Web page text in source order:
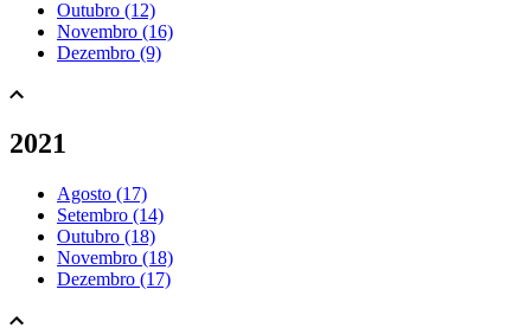
Outubro (12)
Novembro (16)
Dezembro (9)
2021
Agosto (17)
Setembro (14)
Outubro (18)
Novembro (18)
Dezembro (17)